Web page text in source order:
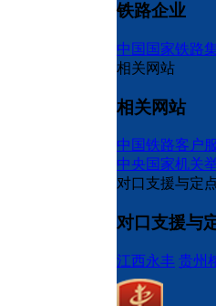
铁路企业
中国国家铁路
相关网站
相关网站
中国铁路客户
中央国家机关
对口支援与定
对口支援与
江西永丰 贵州